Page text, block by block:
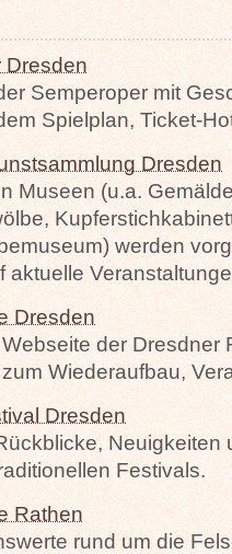
Dresden
Semperoper mit
Spielplan, Ticket-
Dresden
Museen (u.a.
werden
aktuelle
Dresden
der Dresdner
Wiederaufbau,
Dresden
Neuigkeiten
Festivals.
Rathen
rund um die